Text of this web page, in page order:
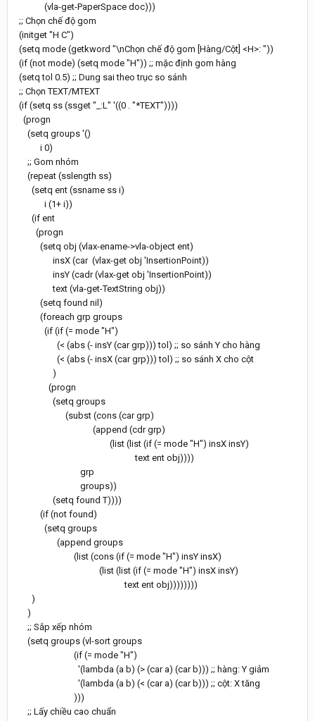
(vla-get-PaperSpace doc)))
;; Chọn chế độ gom
(initget "H C")
(setq mode (getkword "\nChọn chế độ gom [Hàng/Cột] <H>: "))
(if (not mode) (setq mode "H")) ;; mặc định gom hàng
(setq tol 0.5) ;; Dung sai theo trục so sánh
;; Chọn TEXT/MTEXT
(if (setq ss (ssget "_:L" '((0 . "*TEXT"))))
(progn
(setq groups '()
i 0)
;; Gom nhóm
(repeat (sslength ss)
(setq ent (ssname ss i)
i (1+ i))
(if ent
(progn
(setq obj (vlax-ename->vla-object ent)
insX (car (vlax-get obj 'InsertionPoint))
insY (cadr (vlax-get obj 'InsertionPoint))
text (vla-get-TextString obj))
(setq found nil)
(foreach grp groups
(if (if (= mode "H")
(< (abs (- insY (car grp))) tol) ;; so sánh Y cho hàng
(< (abs (- insX (car grp))) tol) ;; so sánh X cho cột
)
(progn
(setq groups
(subst (cons (car grp)
(append (cdr grp)
(list (list (if (= mode "H") insX insY)
text ent obj))))
grp
groups))
(setq found T))))
(if (not found)
(setq groups
(append groups
(list (cons (if (= mode "H") insY insX)
(list (list (if (= mode "H") insX insY)
text ent obj))))))))
)
)
;; Sắp xếp nhóm
(setq groups (vl-sort groups
(if (= mode "H")
'(lambda (a b) (> (car a) (car b))) ;; hàng: Y giảm
'(lambda (a b) (< (car a) (car b))) ;; cột: X tăng
)))
;; Lấy chiều cao chuẩn